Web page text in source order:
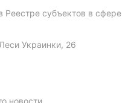
Реестре субъектов в сфере
Украинки, 26
новости.